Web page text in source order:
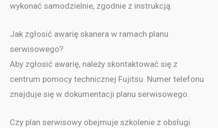
wykonać samodzielnie, zgodnie z instrukcją.
Jak zgłosić awarię skanera w ramach planu
serwisowego?
Aby zgłosić awarię, należy skontaktować się z
centrum pomocy technicznej Fujitsu. Numer telefonu
znajduje się w dokumentacji planu serwisowego.
Czy plan serwisowy obejmuje szkolenie z obsługi